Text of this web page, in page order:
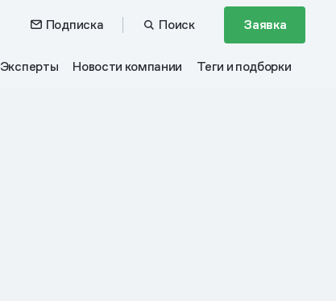
Подписка Поиск Заявка
Эксперты Новости компании Теги и подборки